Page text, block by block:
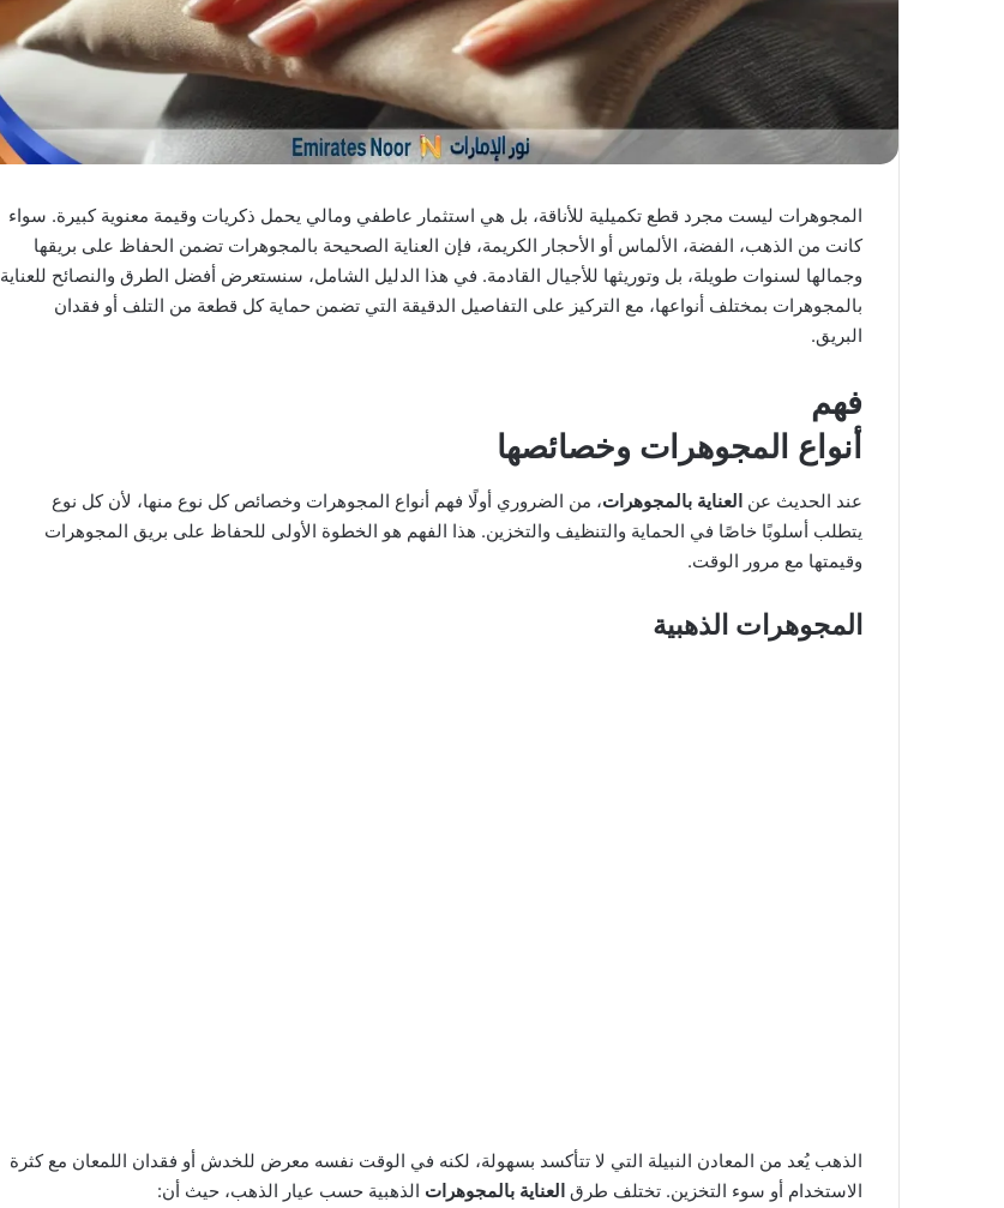
المجوهرات ليست مجرد قطع تكميلية للأناقة، بل هي استثمار عاطفي ومالي يحمل ذكريات وقيمة معنوية كبيرة. سواء
كانت من الذهب، الفضة، الألماس أو الأحجار الكريمة، فإن العناية الصحيحة بالمجوهرات تضمن الحفاظ على بريقها
وجمالها لسنوات طويلة، بل وتوريثها للأجيال القادمة. في هذا الدليل الشامل، سنستعرض أفضل الطرق والنصائح للعناية
بالمجوهرات بمختلف أنواعها، مع التركيز على التفاصيل الدقيقة التي تضمن حماية كل قطعة من التلف أو فقدان
البريق.
فهم
أنواع المجوهرات وخصائصها
عند الحديث عن العناية بالمجوهرات، من الضروري أولًا فهم أنواع المجوهرات وخصائص كل نوع منها، لأن كل نوع
يتطلب أسلوبًا خاصًا في الحماية والتنظيف والتخزين. هذا الفهم هو الخطوة الأولى للحفاظ على بريق المجوهرات
وقيمتها مع مرور الوقت.
المجوهرات الذهبية
الذهب يُعد من المعادن النبيلة التي لا تتأكسد بسهولة، لكنه في الوقت نفسه معرض للخدش أو فقدان اللمعان مع كثرة
الاستخدام أو سوء التخزين. تختلف طرق العناية بالمجوهرات الذهبية حسب عيار الذهب، حيث أن: